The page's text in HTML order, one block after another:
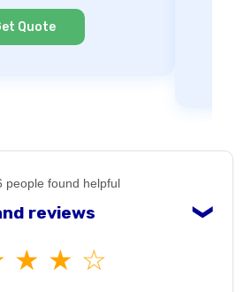
Quote
people found helpful
reviews ❯
★ ★ ☆